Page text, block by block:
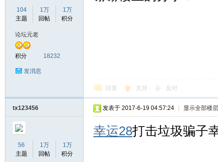
104
主题
1万
回帖
1万
积分
论坛元老
积分 18232
发消息
回复 支持 反对
tx123456
56
主题
1万
回帖
1万
积分
发表于 2017-6-19 04:57:24 显示全部楼层
幸运28打击垃圾骗子